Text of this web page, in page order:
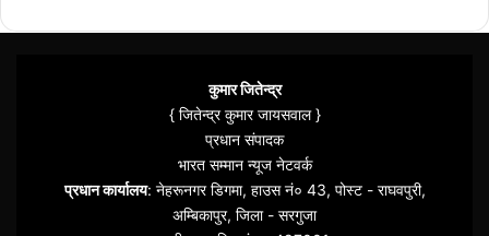
कुमार जितेन्द्र
{ जितेन्द्र कुमार जायसवाल }
प्रधान संपादक
भारत सम्मान न्यूज नेटवर्क
प्रधान कार्यालय: नेहरूनगर डिगमा, हाउस नं० 43, पोस्ट - राघवपुरी,
अम्बिकापुर, जिला - सरगुजा